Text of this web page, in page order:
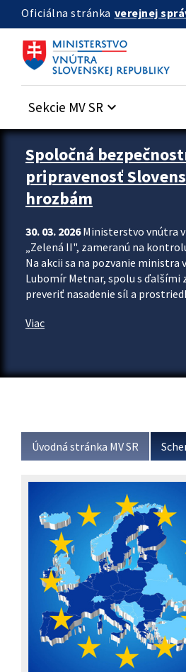
Preskocit na hlavný obsah
Oficiálna stránka verejnej
Sekcie MV SR keyboard_arrow_down
Zastavit automatický posun upútavok
Spoločná
pripravenosť
hrozbám
30. 03. 2026Ministerstvo vnútra v
„Zelená II", zameranú na
Na akcii sa na pozvanie
Lubomír Metnar, spolu s
preveriť nasadenie síl a
Viac
Úvodná stránka MV SR